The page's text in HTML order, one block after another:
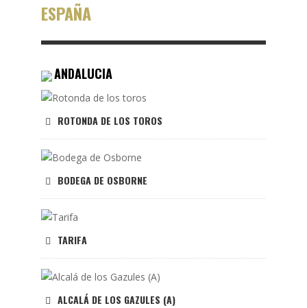
ESPAÑA
ANDALUCIA
ROTONDA DE LOS TOROS
BODEGA DE OSBORNE
TARIFA
ALCALÁ DE LOS GAZULES (A)